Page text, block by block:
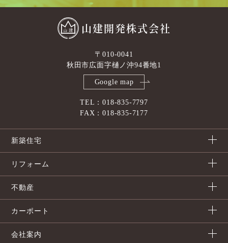
山建開発株式会社
〒010-0041
秋田市広面字樋ノ沖94番地1
Google map
TEL：018-835-7797
FAX：018-835-7177
新築住宅
リフォーム
不動産
カーポート
会社案内